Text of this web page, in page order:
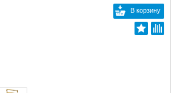
В корзину